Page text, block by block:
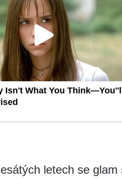
letech se